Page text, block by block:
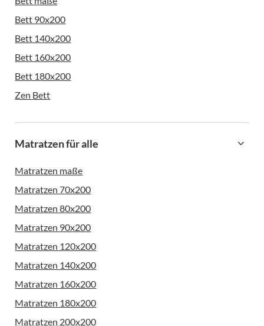
Bett 90x200
Bett 140x200
Bett 160x200
Bett 180x200
Zen Bett
Matratzen für alle
Matratzen maße
Matratzen 70x200
Matratzen 80x200
Matratzen 90x200
Matratzen 120x200
Matratzen 140x200
Matratzen 160x200
Matratzen 180x200
Matratzen 200x200